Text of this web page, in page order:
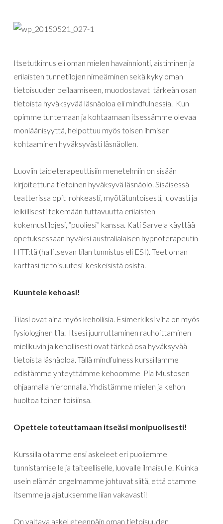
Itsetutkimus eli oman mielen havainnionti, aistiminen ja
erilaisten tunnetilojen nimeäminen sekä kyky oman
tietoisuuden peilaamiseen, muodostavat tärkeän osan
tietoista hyväksyvää läsnäoloa eli mindfulnessia. Kun
opimme tuntemaan ja kohtaamaan itsessämme olevaa
moniäänisyyttä, helpottuu myös toisen ihmisen
kohtaaminen hyväksyvästi läsnäollen.
Luoviin taideterapeuttisiin menetelmiin on sisään
kirjoitettuna tietoinen hyväksyvä läsnäolo. Sisäisessä
teatterissa opit rohkeasti, myötätuntoisesti, luovasti ja
leikillisesti tekemään tuttavuutta erilaisten
kokemustilojesi, “puoliesi” kanssa. Kati Sarvela käyttää
opetuksessaan hyväksi australialaisen hypnoterapeutin
HTT:tä (hallitsevan tilan tunnistus eli ESI). Teet oman
karttasi tietoisuutesi keskeisistä osista.
Kuuntele kehoasi!
Tilasi ovat aina myös kehollisia. Esimerkiksi viha on myös
fysiologinen tila. Itsesi juurruttaminen rauhoittaminen
mielikuvin ja kehollisesti ovat tärkeä osa hyväksyvää
tietoista läsnäoloa. Tällä mindfulness kurssillamme
edistämme yhteyttämme kehoomme Pia Mustosen
ohjaamalla hieronnalla. Yhdistämme mielen ja kehon
huoltoa toinen toisiinsa.
Opettele toteuttamaan itseäsi monipuolisesti!
Kurssilla otamme ensi askeleet eri puoliemme
tunnistamiselle ja taiteelliselle, luovalle ilmaisulle. Kuinka
usein elämän ongelmamme johtuvat siitä, että otamme
itsemme ja ajatuksemme liian vakavasti!
On valtava askel eteenpäin oman tietoisuuden